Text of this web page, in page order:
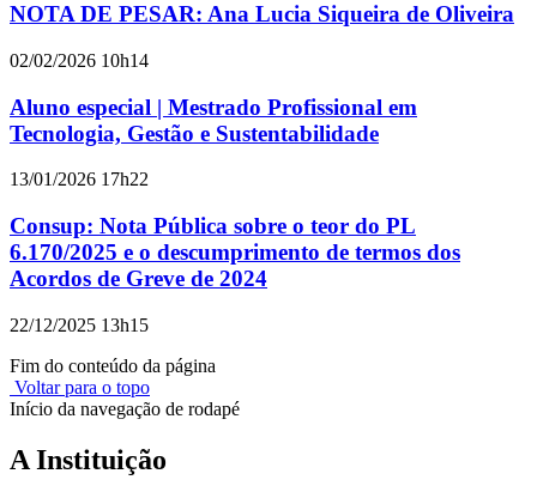
NOTA DE PESAR: Ana Lucia Siqueira de Oliveira
02/02/2026 10h14
Aluno especial | Mestrado Profissional em
Tecnologia, Gestão e Sustentabilidade
13/01/2026 17h22
Consup: Nota Pública sobre o teor do PL
6.170/2025 e o descumprimento de termos dos
Acordos de Greve de 2024
22/12/2025 13h15
Fim do conteúdo da página
Voltar para o topo
Início da navegação de rodapé
A Instituição